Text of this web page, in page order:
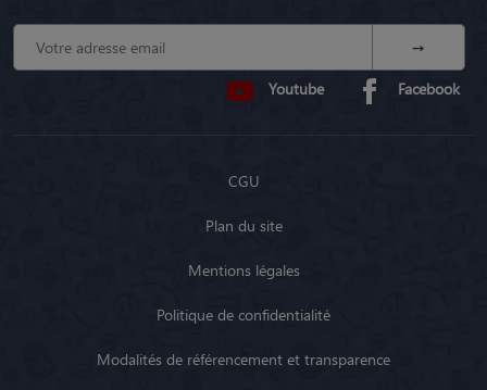
Youtube Facebook
CGU
Plan du site
Mentions légales
Politique de confidentialité
Modalités de référencement et transparence